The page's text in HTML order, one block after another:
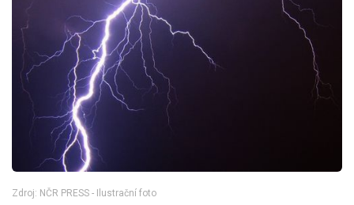
Zdroj: NČR PRESS - Ilustrační foto